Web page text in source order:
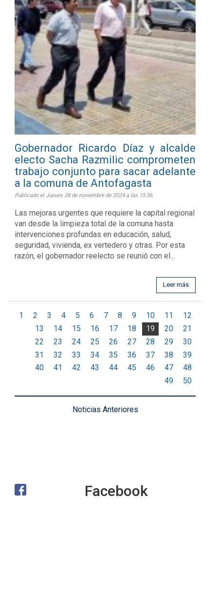
Gobernador Ricardo Díaz y alcalde
electo Sacha Razmilic comprometen
trabajo conjunto para sacar adelante
a la comuna de Antofagasta
Publicado el Jueves 28 de noviembre de 2024 a las 15:56.
Las mejoras urgentes que requiere la capital regional
van desde la limpieza total de la comuna hasta
intervenciones profundas en educación, salud,
seguridad, vivienda, ex vertedero y otras. Por esta
razón, el gobernador reelecto se reunió con el...
Leer más
1 2 3 4 5 6 7 8 9 10 11
12
13
14 15 16 17 18 19 20
21
22
23 24 25 26 27 28 29
30
31
32 33 34 35 36 37 38
39
40
41 42 43 44 45 46 47
48
49
50
Noticias Anteriores
Facebook